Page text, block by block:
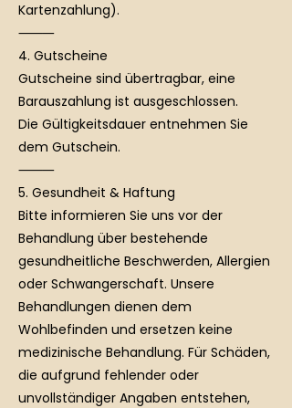
Kartenzahlung).
⸻
4. Gutscheine
Gutscheine sind übertragbar, eine
Barauszahlung ist ausgeschlossen.
Die Gültigkeitsdauer entnehmen Sie
dem Gutschein.
⸻
5. Gesundheit & Haftung
Bitte informieren Sie uns vor der
Behandlung über bestehende
gesundheitliche Beschwerden, Allergien
oder Schwangerschaft. Unsere
Behandlungen dienen dem
Wohlbefinden und ersetzen keine
medizinische Behandlung. Für Schäden,
die aufgrund fehlender oder
unvollständiger Angaben entstehen,